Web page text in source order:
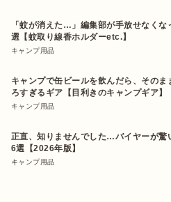
「蚊が消えた…」編集部が手放せなく
選【蚊取り線香ホルダーetc.】
キャンプ用品
キャンプで缶ビールを飲んだら、その
ろすぎるギア【目利きのキャンプギア】
キャンプ用品
正直、知りませんでした…バイヤーが驚
6選【2026年版】
キャンプ用品